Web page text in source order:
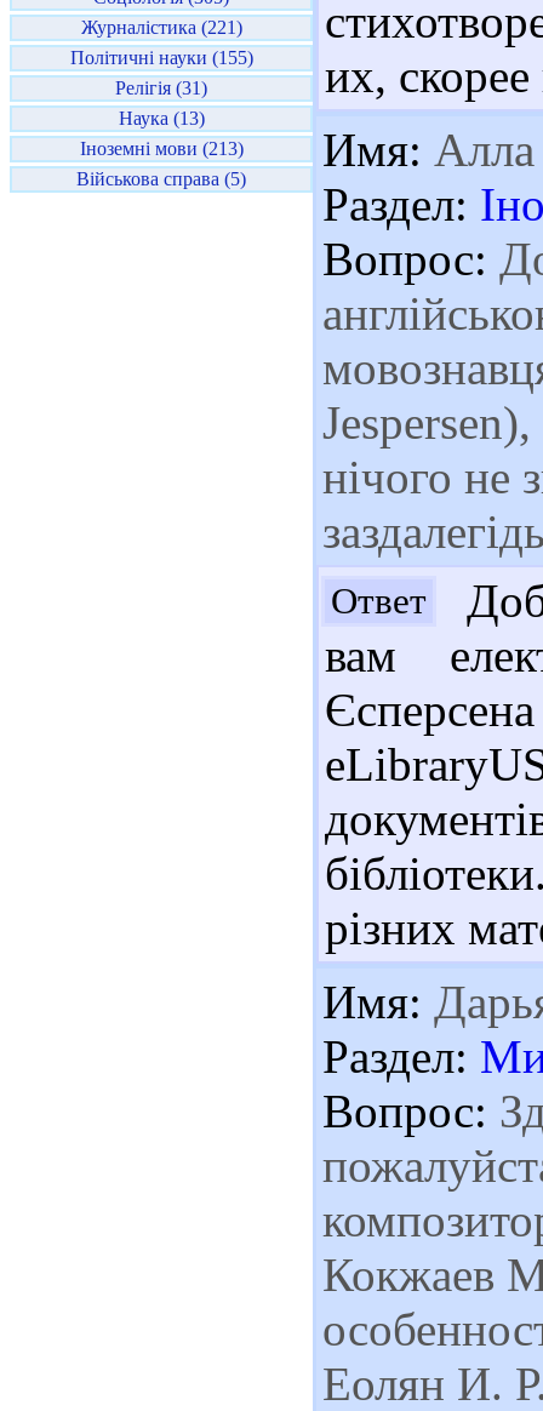
Журналістика (221)
Політичні науки (155)
Релігія (31)
Наука (13)
Іноземні мови (213)
Військова справа (5)
их,
Имя: Алла
Раздел:
Вопрос:
нічого не
Ответ
вам
різних
Имя:
Раздел:
Вопрос:
Кокжаев
Еолян И.